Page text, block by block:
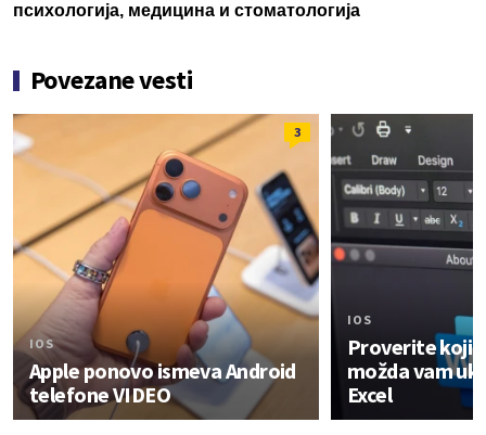
психологија, медицина и стоматологија
Povezane vesti
3
IOS
Apple ponovo ismeva Android
telefone VIDEO
IOS
Proverite koji
možda vam
Excel